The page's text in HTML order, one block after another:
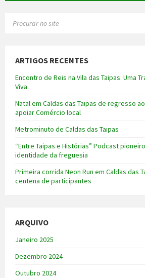
ARTIGOS RECENTES
Encontro de Reis na Vila das Taipas: Uma
Viva
Natal em Caldas das Taipas de regresso
apoiar Comércio local
Metrominuto de Caldas das Taipas
“Entre Taipas e Histórias” Podcast
identidade da freguesia
Primeira corrida Neon Run em Caldas das
centena de participantes
ARQUIVO
Janeiro 2025
Dezembro 2024
Outubro 2024